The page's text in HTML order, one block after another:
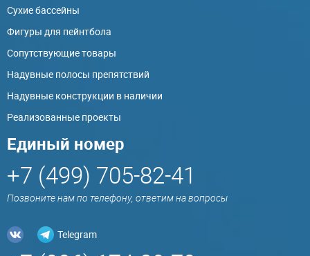
Сухие бассейны
Фигуры для пейнтбола
Сопутствующие товары
Надувные полосы препятствий
Надувные конструкции в наличии
Реализованные проекты
Единый номер
+7 (499) 705-82-41
Позвоните нам по телефону, ответим на вопросы
Telegram